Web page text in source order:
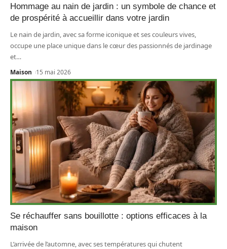
Hommage au nain de jardin : un symbole de chance et
de prospérité à accueillir dans votre jardin
Le nain de jardin, avec sa forme iconique et ses couleurs vives,
occupe une place unique dans le cœur des passionnés de jardinage
et…
Maison 15 mai 2026
Se réchauffer sans bouillotte : options efficaces à la
maison
L’arrivée de l’automne, avec ses températures qui chutent